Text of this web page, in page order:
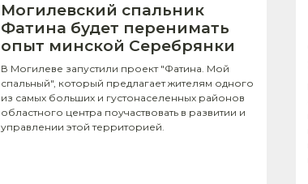
Могилевский спальник
Фатина будет перенимать
опыт минской Серебрянки
В Могилеве запустили проект "Фатина. Мой
спальный", который предлагает жителям одного
из самых больших и густонаселенных районов
областного центра поучаствовать в развитии и
управлении этой территорией.